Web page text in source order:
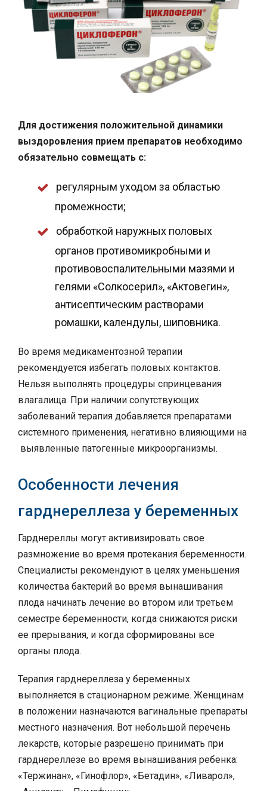
Для достижения положительной динамики
выздоровления прием препаратов необходимо
обязательно совмещать с:
регулярным уходом за областью
промежности;
обработкой наружных половых
органов противомикробными и
противовоспалительными мазями и
гелями «Солкосерил», «Актовегин»,
антисептическим растворами
ромашки, календулы, шиповника.
Во время медикаментозной терапии
рекомендуется избегать половых контактов.
Нельзя выполнять процедуры спринцевания
влагалища. При наличии сопутствующих
заболеваний терапия добавляется препаратами
системного применения, негативно влияющими на
выявленные патогенные микроорганизмы.
Особенности лечения
гарднереллеза у беременных
Гарднереллы могут активизировать свое
размножение во время протекания беременности.
Специалисты рекомендуют в целях уменьшения
количества бактерий во время вынашивания
плода начинать лечение во втором или третьем
семестре беременности, когда снижаются риски
ее прерывания, и когда сформированы все
органы плода.
Терапия гарднереллеза у беременных
выполняется в стационарном режиме. Женщинам
в положении назначаются вагинальные препараты
местного назначения. Вот небольшой перечень
лекарств, которые разрешено принимать при
гарднереллезе во время вынашивания ребенка:
«Тержинан», «Гинофлор», «Бетадин», «Ливарол»,